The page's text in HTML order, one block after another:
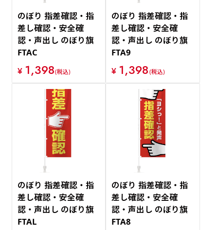
のぼり 指差確認・指
差し確認・安全確
認・声出し のぼり旗
FTAC
¥ 1,398(税込)
のぼり 指差確認・指
差し確認・安全確
認・声出し のぼり旗
FTA9
¥ 1,398(税込)
のぼり 指差確認・指
差し確認・安全確
認・声出し のぼり旗
FTAL
のぼり 指差確認・指
差し確認・安全確
認・声出し のぼり旗
FTA8